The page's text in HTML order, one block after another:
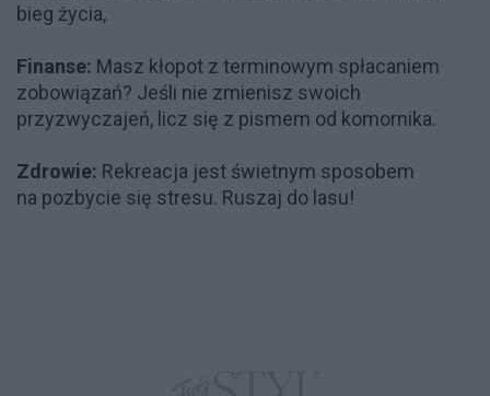
bieg życia,
Finanse: Masz kłopot z terminowym spłacaniem
zobowiązań? Jeśli nie zmienisz swoich
przyzwyczajeń, licz się z pismem od komornika.
Zdrowie: Rekreacja jest świetnym sposobem
na pozbycie się stresu. Ruszaj do lasu!